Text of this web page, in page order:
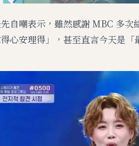
自嘲表示，雖然感謝 MBC 多
得心安理得」，甚至直言今天是